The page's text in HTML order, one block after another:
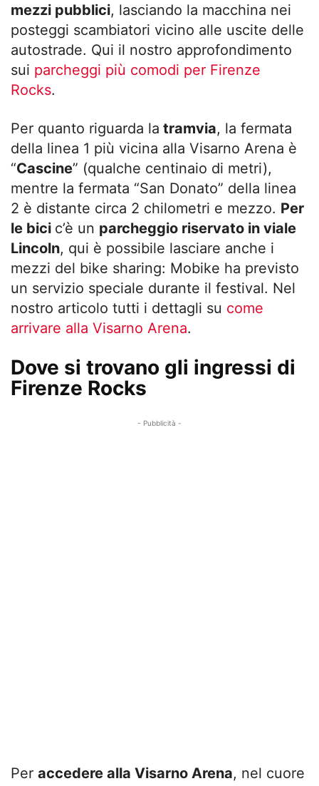
mezzi pubblici, lasciando la macchina nei
posteggi scambiatori vicino alle uscite delle
autostrade. Qui il nostro approfondimento
sui parcheggi più comodi per Firenze
Rocks.
Per quanto riguarda la tramvia, la fermata
della linea 1 più vicina alla Visarno Arena è
“Cascine” (qualche centinaio di metri),
mentre la fermata “San Donato” della linea
2 è distante circa 2 chilometri e mezzo. Per
le bici c’è un parcheggio riservato in viale
Lincoln, qui è possibile lasciare anche i
mezzi del bike sharing: Mobike ha previsto
un servizio speciale durante il festival. Nel
nostro articolo tutti i dettagli su come
arrivare alla Visarno Arena.
Dove si trovano gli ingressi di
Firenze Rocks
- Pubblicità -
Per accedere alla Visarno Arena, nel cuore